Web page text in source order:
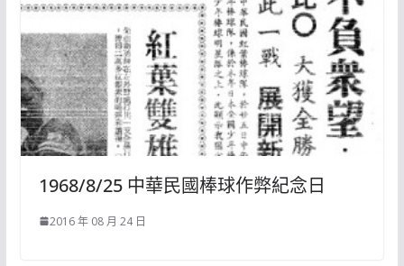
1968/8/25 中華民國棒球作弊紀念日
2016 年 08 月 24 日